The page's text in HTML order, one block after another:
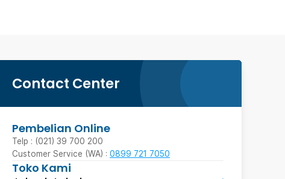
Contact Center
Pembelian Online
Telp : (021) 39 700 200
Customer Service (WA) : 0899 721 7050
Toko Kami